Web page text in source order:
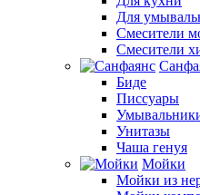
Для
Смесители
Смесители
Биде
Писсуары
Унитазы
Чаша генуя
Мойки
Мойки из